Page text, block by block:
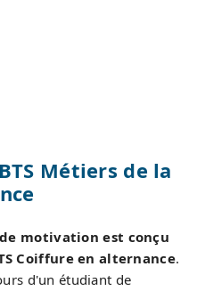
Métiers de la
motivation est conçu
Coiffure en alternance.
d'un étudiant de